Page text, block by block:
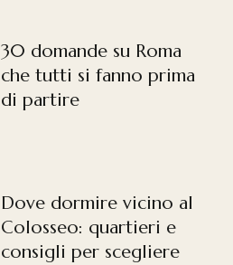
30 domande su Roma
che tutti si fanno prima
di partire
Dove dormire vicino al
Colosseo: quartieri e
consigli per scegliere